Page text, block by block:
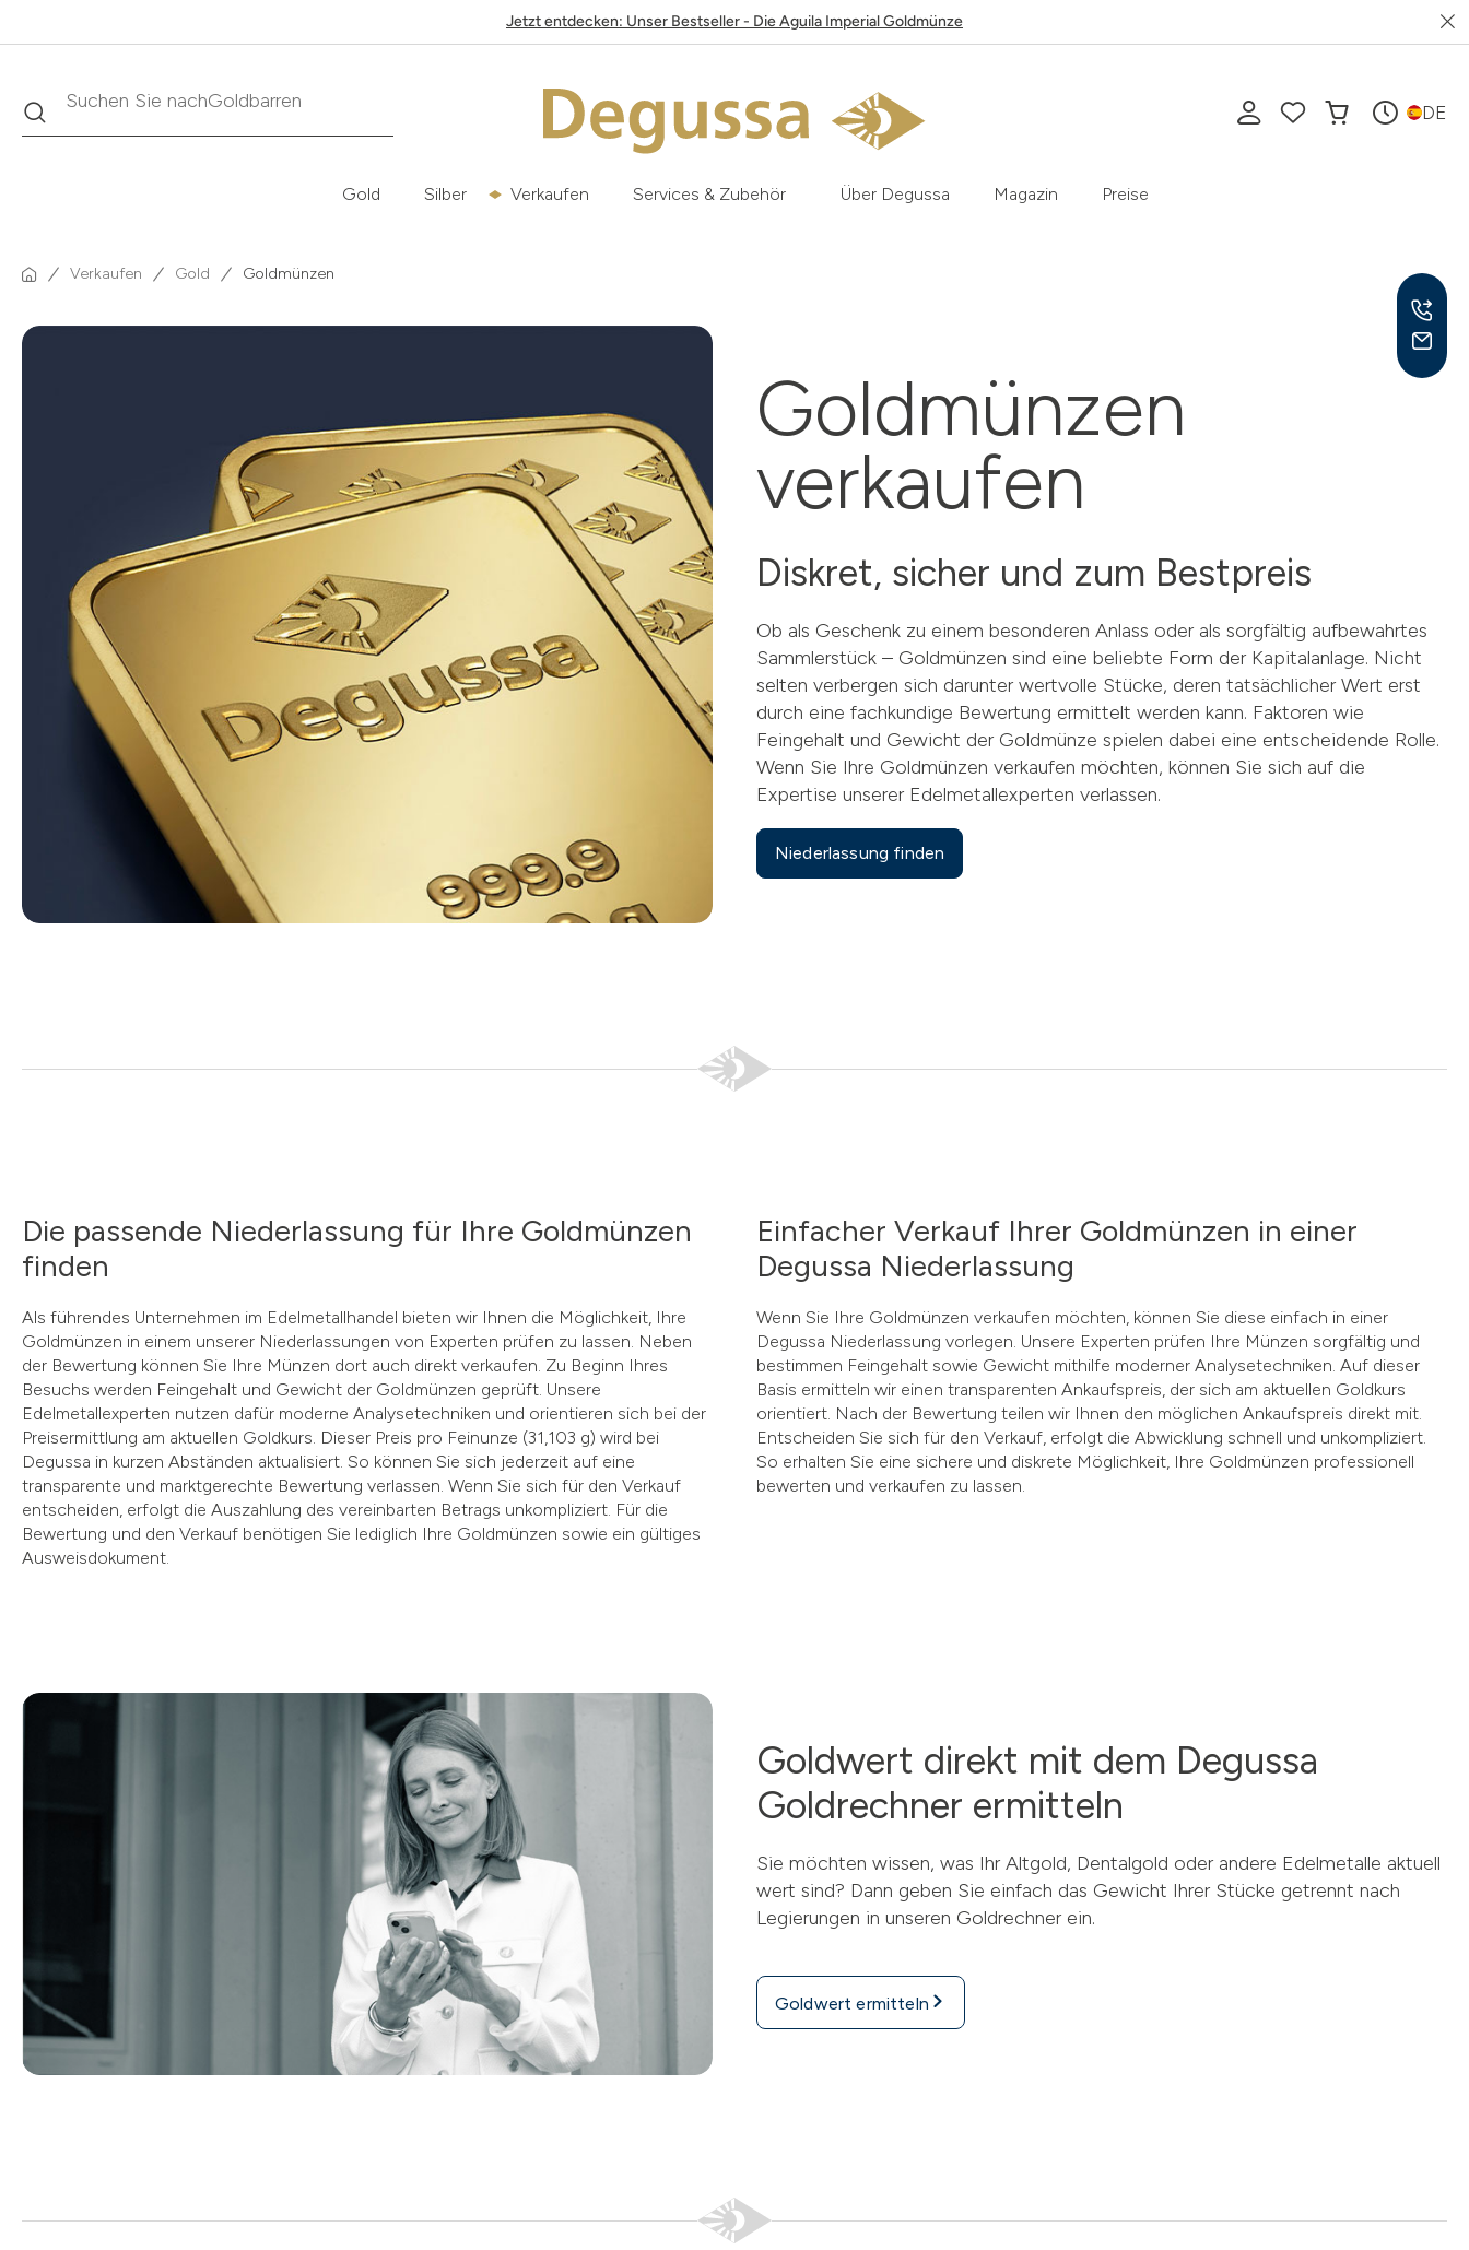
Jetzt entdecken: Unser Bestseller - Die Aguila Imperial Goldmünze
Suche Suchen Sie nachKrügerrand DE
Gold Silber Verkaufen Services & Zubehör Über Degussa Magazin Preise
Verkaufen Gold Goldmünzen
Goldmünzen
verkaufen
Diskret, sicher und zum Bestpreis
Ob als Geschenk zu einem besonderen Anlass oder als sorgfältig aufbewahrtes
Sammlerstück – Goldmünzen sind eine beliebte Form der Kapitalanlage. Nicht
selten verbergen sich darunter wertvolle Stücke, deren tatsächlicher Wert erst
durch eine fachkundige Bewertung ermittelt werden kann. Faktoren wie
Feingehalt und Gewicht der Goldmünze spielen dabei eine entscheidende Rolle.
Wenn Sie Ihre Goldmünzen verkaufen möchten, können Sie sich auf die
Expertise unserer Edelmetallexperten verlassen.
Niederlassung finden
Die passende Niederlassung für Ihre Goldmünzen
finden
Als führendes Unternehmen im Edelmetallhandel bieten wir Ihnen die Möglichkeit, Ihre
Goldmünzen in einem unserer Niederlassungen von Experten prüfen zu lassen. Neben
der Bewertung können Sie Ihre Münzen dort auch direkt verkaufen. Zu Beginn Ihres
Besuchs werden Feingehalt und Gewicht der Goldmünzen geprüft. Unsere
Edelmetallexperten nutzen dafür moderne Analysetechniken und orientieren sich bei der
Preisermittlung am aktuellen Goldkurs. Dieser Preis pro Feinunze (31,103 g) wird bei
Degussa in kurzen Abständen aktualisiert. So können Sie sich jederzeit auf eine
transparente und marktgerechte Bewertung verlassen. Wenn Sie sich für den Verkauf
entscheiden, erfolgt die Auszahlung des vereinbarten Betrags unkompliziert. Für die
Bewertung und den Verkauf benötigen Sie lediglich Ihre Goldmünzen sowie ein gültiges
Ausweisdokument.
Einfacher Verkauf Ihrer Goldmünzen in einer
Degussa Niederlassung
Wenn Sie Ihre Goldmünzen verkaufen möchten, können Sie diese einfach in einer
Degussa Niederlassung vorlegen. Unsere Experten prüfen Ihre Münzen sorgfältig und
bestimmen Feingehalt sowie Gewicht mithilfe moderner Analysetechniken. Auf dieser
Basis ermitteln wir einen transparenten Ankaufspreis, der sich am aktuellen Goldkurs
orientiert. Nach der Bewertung teilen wir Ihnen den möglichen Ankaufspreis direkt mit.
Entscheiden Sie sich für den Verkauf, erfolgt die Abwicklung schnell und unkompliziert.
So erhalten Sie eine sichere und diskrete Möglichkeit, Ihre Goldmünzen professionell
bewerten und verkaufen zu lassen.
Goldwert direkt mit dem Degussa
Goldrechner ermitteln
Sie möchten wissen, was Ihr Altgold, Dentalgold oder andere Edelmetalle aktuell
wert sind? Dann geben Sie einfach das Gewicht Ihrer Stücke getrennt nach
Legierungen in unseren Goldrechner ein.
Goldwert ermitteln